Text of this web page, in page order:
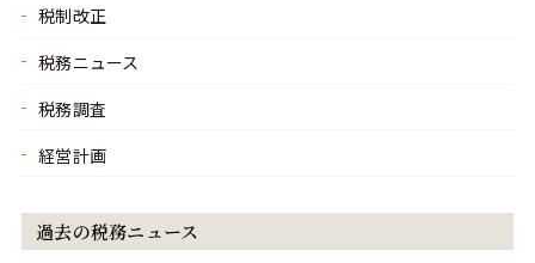
税制改正
税務ニュース
税務調査
経営計画
過去の税務ニュース